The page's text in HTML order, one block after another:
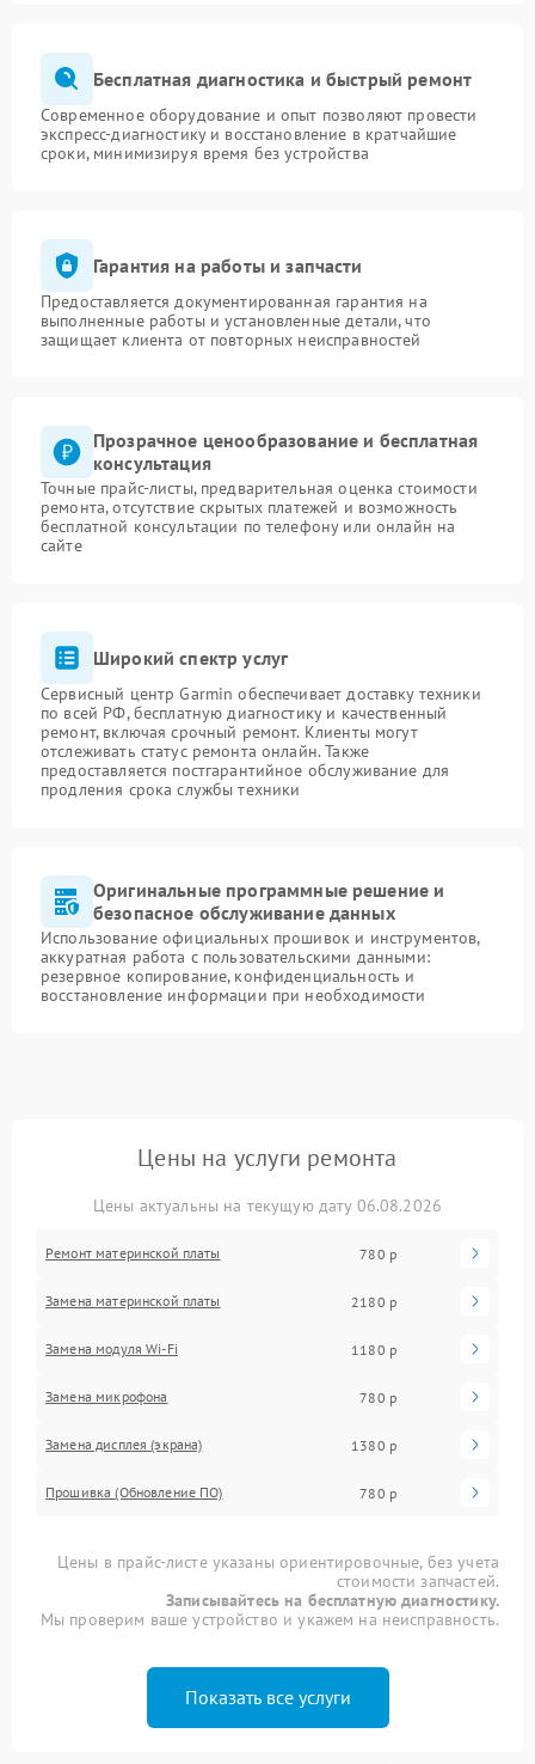
Бесплатная диагностика и быстрый ремонт
Современное оборудование и опыт позволяют провести
экспресс-диагностику и восстановление в кратчайшие
сроки, минимизируя время без устройства
Гарантия на работы и запчасти
Предоставляется документированная гарантия на
выполненные работы и установленные детали, что
защищает клиента от повторных неисправностей
Прозрачное ценообразование и бесплатная
консультация
Точные прайс-листы, предварительная оценка стоимости
ремонта, отсутствие скрытых платежей и возможность
бесплатной консультации по телефону или онлайн на
сайте
Широкий спектр услуг
Сервисный центр Garmin обеспечивает доставку техники
по всей РФ, бесплатную диагностику и качественный
ремонт, включая срочный ремонт. Клиенты могут
отслеживать статус ремонта онлайн. Также
предоставляется постгарантийное обслуживание для
продления срока службы техники
Оригинальные программные решение и
безопасное обслуживание данных
Использование официальных прошивок и инструментов,
аккуратная работа с пользовательскими данными:
резервное копирование, конфиденциальность и
восстановление информации при необходимости
Цены на услуги ремонта
Цены актуальны на текущую дату 06.08.2026
Ремонт материнской платы 780 р
Замена материнской платы 2180 р
Замена модуля Wi-Fi 1180 р
Замена микрофона 780 р
Замена дисплея (экрана) 1380 р
Прошивка (Обновление ПО) 780 р
Цены в прайс-листе указаны ориентировочные, без учета
стоимости запчастей.
Записывайтесь на бесплатную диагностику.
Мы проверим ваше устройство и укажем на неисправность.
Показать все услуги